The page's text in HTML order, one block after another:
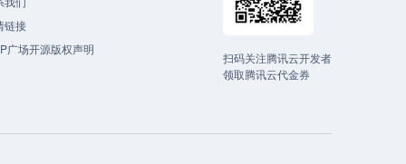
链接
广场开源版权声明
扫码关注腾讯云开发者
领取腾讯云代金券